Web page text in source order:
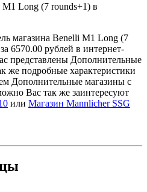
Long (7 rounds+1) в
магазина Benelli M1 Long (7
6570.00 рублей в интернет-
представлены Дополнительные
же подробные характеристики
Дополнительные магазины с
Вас так же заинтересуют
или Магазин Mannlicher SSG